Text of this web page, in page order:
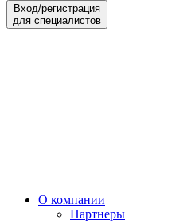
Вход/регистрация
для специалистов
О компании
Партнеры